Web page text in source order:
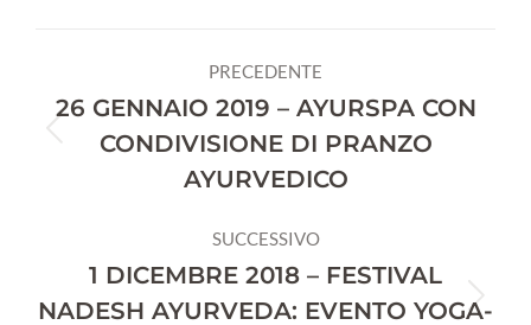
tra
PRECEDENTE
Post
precedente:
26 GENNAIO 2019 – AYURSPA CON
CONDIVISIONE DI PRANZO
AYURVEDICO
SUCCESSIVO
Prossimo
1 DICEMBRE 2018 – FESTIVAL
NADESH AYURVEDA: EVENTO YOGA-